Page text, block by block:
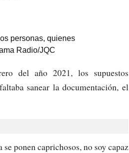
personas, quienes
Radio/JQC
del año 2021, los supuestos
sanear la documentación, el
ponen caprichosos, no soy capaz